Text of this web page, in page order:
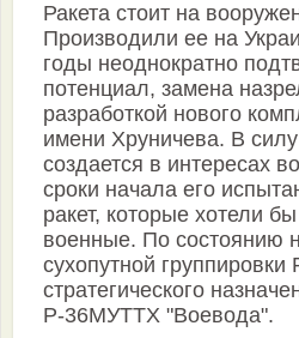
Ракета стоит на
Производили ее на
годы неоднократно
потенциал, замена
разработкой нового
имени Хруничева. В силу
создается в интересах
сроки начала его
ракет, которые хотели
военные. По состоянию
сухопутной группировки
стратегического
Р-36МУТТХ "Воевода".